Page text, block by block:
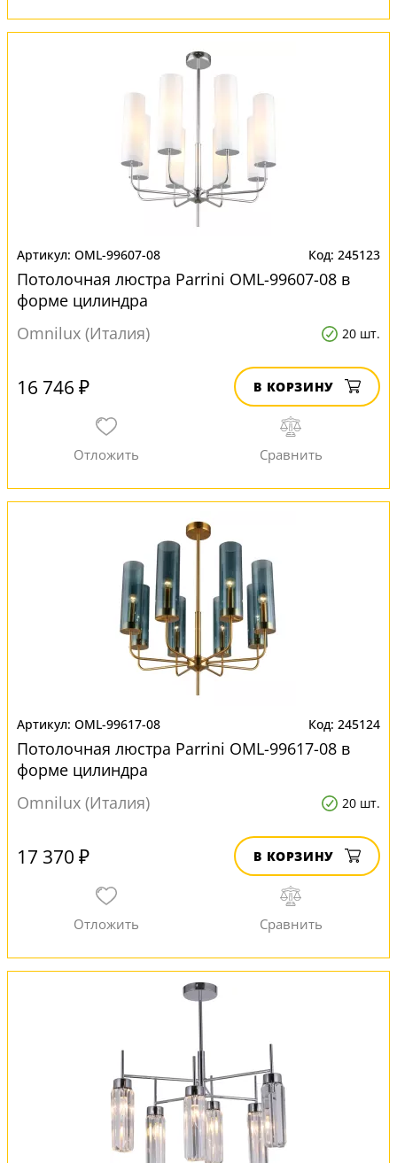
OML-99607-08 245123
Потолочная люстра Parrini OML-99607-08 в
форме цилиндра
Omnilux (Италия)
20 шт.
16 746 ₽ В КОРЗИНУ
OML-99617-08 245124
Потолочная люстра Parrini OML-99617-08 в
форме цилиндра
Omnilux (Италия)
20 шт.
17 370 ₽ В КОРЗИНУ